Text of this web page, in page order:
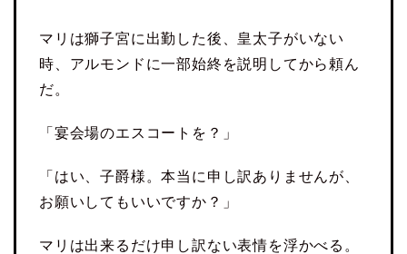
マリは獅子宮に出勤した後、皇太子がいない
時、アルモンドに一部始終を説明してから頼ん
だ。
「宴会場のエスコートを？」
「はい、子爵様。本当に申し訳ありませんが、
お願いしてもいいですか？」
マリは出来るだけ申し訳ない表情を浮かべる。